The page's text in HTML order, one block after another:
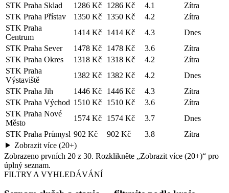
STK Praha Sklad
1286 Kč 1286 Kč 4.1
Zítra
STK Praha Přístav
1350 Kč 1350 Kč 4.2
Zítra
STK Praha
Centrum
1414 Kč 1414 Kč 4.3
Dnes
STK Praha Sever
1478 Kč 1478 Kč 3.6
Zítra
STK Praha Okres
1318 Kč 1318 Kč 4.2
Zítra
STK Praha
Výstaviště
1382 Kč 1382 Kč 4.2
Dnes
STK Praha Jih
1446 Kč 1446 Kč 4.3
Zítra
STK Praha Východ 1510 Kč 1510 Kč 3.6
Zítra
STK Praha Nové
Město
1574 Kč 1574 Kč 3.7
Dnes
STK Praha Průmysl 902 Kč 902 Kč 3.8
Zítra
Zobrazit více (20+)
Zobrazeno prvních 20 z 30. Rozklikněte „Zobrazit více (20+)“ pro
úplný seznam.
FILTRY A VYHLEDÁVÁNÍ